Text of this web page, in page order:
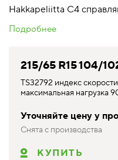
Hakkapeliitta C4
Подробнее
215/65 R15 104/
TS32792 индекс
максимальная нагрузка
Уточняйте цену у
Снята с производства
КУПИТЬ